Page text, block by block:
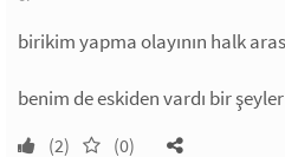
birikim yapma olayının halk
benim de eskiden vardı bir
(2) (0)